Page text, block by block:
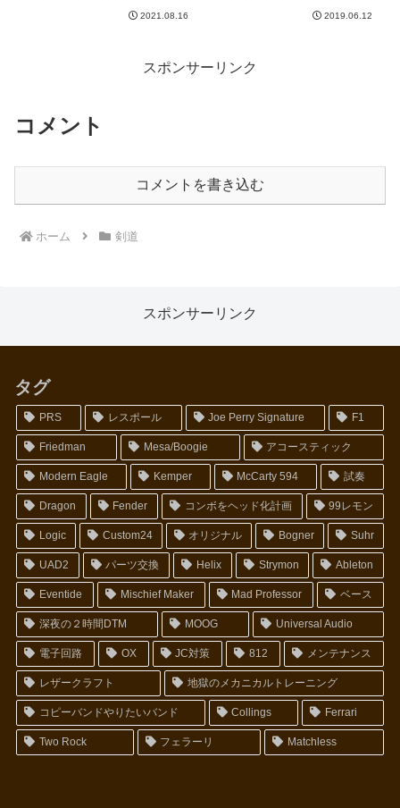
ち間ギリギリのあたりでさらに圧
いとなれば打てない。そこで右足
2021.08.16
の方が地力に勝る場合、いろんな
（今の自分なりに）になってい
る...
2019.06.12
スポンサーリンク
コメント
コメントを書き込む
ホーム 剣道
スポンサーリンク
タグ
PRS レスポール Joe Perry Signature F1
Friedman Mesa/Boogie アコースティック
Modern Eagle Kemper McCarty 594 試奏
Dragon Fender コンボをヘッド化計画 99レモン
Logic Custom24 オリジナル Bogner Suhr
UAD2 パーツ交換 Helix Strymon Ableton
Eventide Mischief Maker Mad Professor ベース
深夜の２時間DTM MOOG Universal Audio
電子回路 OX JC対策 812 メンテナンス
レザークラフト 地獄のメカニカルトレーニング
コピーバンドやりたいバンド Collings Ferrari
Two Rock フェラーリ Matchless